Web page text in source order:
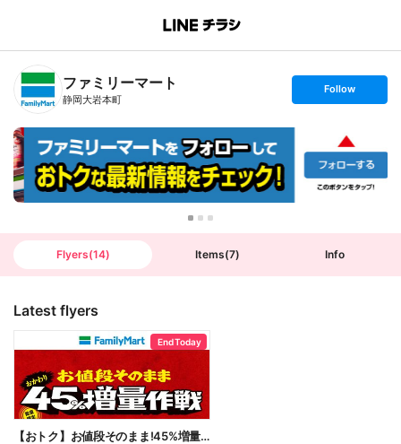
B
n
T
ファミリーマート
静岡大岩本町
s
t
w
Follow
Flyers(14) Items(7) Info
Latest flyers
End Today
【おトク】お値段そのまま!45%増量作戦!